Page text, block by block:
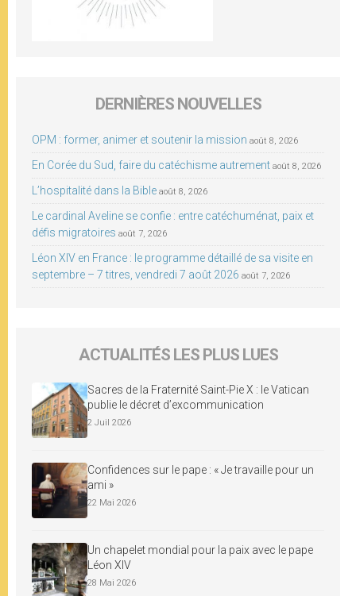
DERNIÈRES NOUVELLES
OPM : former, animer et soutenir la mission août 8, 2026
En Corée du Sud, faire du catéchisme autrement août 8, 2026
L’hospitalité dans la Bible août 8, 2026
Le cardinal Aveline se confie : entre catéchuménat, paix et
défis migratoires août 7, 2026
Léon XIV en France : le programme détaillé de sa visite en
septembre – 7 titres, vendredi 7 août 2026 août 7, 2026
ACTUALITÉS LES PLUS LUES
Sacres de la Fraternité Saint-Pie X : le Vatican
publie le décret d’excommunication
2 Juil 2026
Confidences sur le pape : « Je travaille pour un
ami »
22 Mai 2026
Un chapelet mondial pour la paix avec le pape
Léon XIV
28 Mai 2026